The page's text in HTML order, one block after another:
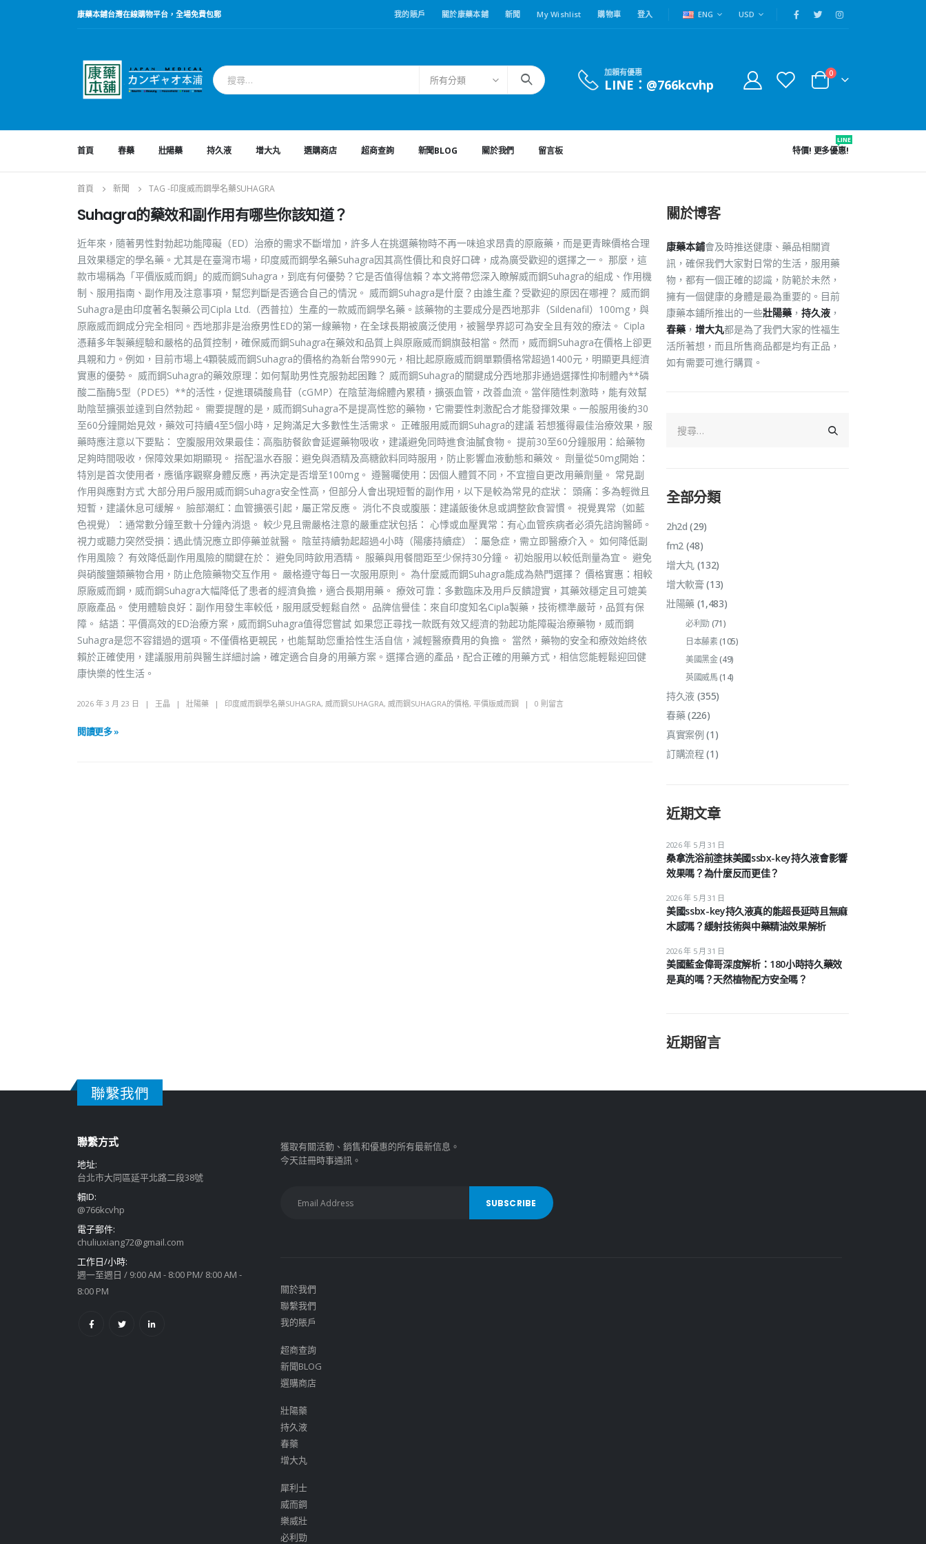
康藥本鋪台灣在線購物平台，全場免費包郵 我的賬戶 關於康藥本鋪 新聞 My Wishlist 購物車 登入 ENG USD
所有分類
加賴有優惠
LINE：@766kcvhp
0
首頁 春藥 壯陽藥 持久液 增大丸 選購商店 超商查詢 新聞BLOG 關於我們 留言板 特價! 更多優惠!
LINE
首頁 新聞 TAG -印度威而鋼學名藥SUHAGRA
Suhagra的藥效和副作用有哪些你該知道？
近年來，隨著男性對勃起功能障礙（ED）治療的需求不斷增加，許多人在挑選藥物時不再一味追求昂貴的原廠藥，而是更青睞價格合理
且效果穩定的學名藥。尤其是在臺灣市場，印度威而鋼學名藥Suhagra因其高性價比和良好口碑，成為廣受歡迎的選擇之一。 那麼，這
款市場稱為「平價版威而鋼」的威而鋼Suhagra，到底有何優勢？它是否值得信賴？本文將帶您深入瞭解威而鋼Suhagra的組成、作用機
制、服用指南、副作用及注意事項，幫您判斷是否適合自己的情況。 威而鋼Suhagra是什麼？由誰生產？受歡迎的原因在哪裡？ 威而鋼
Suhagra是由印度著名製藥公司Cipla Ltd.（西普拉）生產的一款威而鋼學名藥。該藥物的主要成分是西地那非（Sildenafil）100mg，與
原廠威而鋼成分完全相同。西地那非是治療男性ED的第一線藥物，在全球長期被廣泛使用，被醫學界認可為安全且有效的療法。 Cipla
憑藉多年製藥經驗和嚴格的品質控制，確保威而鋼Suhagra在藥效和品質上與原廠威而鋼旗鼓相當。然而，威而鋼Suhagra在價格上卻更
具親和力。例如，目前市場上4顆裝威而鋼Suhagra的價格約為新台幣990元，相比起原廠威而鋼單顆價格常超過1400元，明顯更具經濟
實惠的優勢。 威而鋼Suhagra的藥效原理：如何幫助男性克服勃起困難？ 威而鋼Suhagra的關鍵成分西地那非通過選擇性抑制體內**磷
酸二酯酶5型（PDE5）**的活性，促進環磷酸鳥苷（cGMP）在陰莖海綿體內累積，擴張血管，改善血流。當伴隨性刺激時，能有效幫
助陰莖擴張並達到自然勃起。 需要提醒的是，威而鋼Suhagra不是提高性慾的藥物，它需要性刺激配合才能發揮效果。一般服用後約30
至60分鐘開始見效，藥效可持續4至5個小時，足夠滿足大多數性生活需求。 正確服用威而鋼Suhagra的建議 若想獲得最佳治療效果，服
藥時應注意以下要點： 空腹服用效果最佳：高脂肪餐飲會延遲藥物吸收，建議避免同時進食油膩食物。 提前30至60分鐘服用：給藥物
足夠時間吸收，保障效果如期顯現。 搭配溫水吞服：避免與酒精及高糖飲料同時服用，防止影響血液動態和藥效。 劑量從50mg開始：
特別是首次使用者，應循序觀察身體反應，再決定是否增至100mg。 遵醫囑使用：因個人體質不同，不宜擅自更改用藥劑量。 常見副
作用與應對方式 大部分用戶服用威而鋼Suhagra安全性高，但部分人會出現短暫的副作用，以下是較為常見的症狀： 頭痛：多為輕微且
短暫，建議休息可緩解。 臉部潮紅：血管擴張引起，屬正常反應。 消化不良或腹脹：建議飯後休息或調整飲食習慣。 視覺異常（如藍
色視覺）：通常數分鐘至數十分鐘內消退。 較少見且需嚴格注意的嚴重症狀包括： 心悸或血壓異常：有心血管疾病者必須先諮詢醫師。
視力或聽力突然受損：遇此情況應立即停藥並就醫。 陰莖持續勃起超過4小時（陽痿持續症）：屬急症，需立即醫療介入。 如何降低副
作用風險？ 有效降低副作用風險的關鍵在於： 避免同時飲用酒精。 服藥與用餐間距至少保持30分鐘。 初始服用以較低劑量為宜。 避免
與硝酸鹽類藥物合用，防止危險藥物交互作用。 嚴格遵守每日一次服用原則。 為什麼威而鋼Suhagra能成為熱門選擇？ 價格實惠：相較
原廠威而鋼，威而鋼Suhagra大幅降低了患者的經濟負擔，適合長期用藥。 療效可靠：多數臨床及用戶反饋證實，其藥效穩定且可媲美
原廠產品。 使用體驗良好：副作用發生率較低，服用感受輕鬆自然。 品牌信譽佳：來自印度知名Cipla製藥，技術標準嚴苛，品質有保
障。 結語：平價高效的ED治療方案，威而鋼Suhagra值得您嘗試 如果您正尋找一款既有效又經濟的勃起功能障礙治療藥物，威而鋼
Suhagra是您不容錯過的選項。不僅價格更親民，也能幫助您重拾性生活自信，減輕醫療費用的負擔。 當然，藥物的安全和療效始終依
賴於正確使用，建議服用前與醫生詳細討論，確定適合自身的用藥方案。選擇合適的產品，配合正確的用藥方式，相信您能輕鬆迎回健
康快樂的性生活。
2026 年 3 月 23 日 王晶 壯陽藥 印度威而鋼學名藥SUHAGRA, 威而鋼SUHAGRA, 威而鋼SUHAGRA的價格, 平價版威而鋼 0 則留言
閱讀更多 »
關於博客
康藥本鋪會及時推送健康、藥品相關資
訊，確保我們大家對日常的生活，服用藥
物，都有一個正確的認識，防範於未然，
擁有一個健康的身體是最為重要的。目前
康藥本鋪所推出的一些壯陽藥 ， 持久液 ，
春藥 ， 增大丸都是為了我們大家的性福生
活所著想，而且所售商品都是均有正品，
如有需要可進行購買。
全部分類
2h2d (29)
fm2(48)
增大丸(132)
增大軟膏 (13)
壯陽藥(1,483)
必利勁(71)
日本藤素(105)
美國黑金(49)
英國威馬(14)
持久液(355)
春藥(226)
真實案例 (1)
訂購流程 (1)
近期文章
桑拿洗浴前塗抹美國ssbx-key持久液會影響
效果嗎？為什麼反而更佳？
2026 年 5 月 31 日
美國ssbx-key持久液真的能超長延時且無麻
木感嗎？緩射技術與中藥精油效果解析
2026 年 5 月 31 日
美國藍金偉哥深度解析：180小時持久藥效
是真的嗎？天然植物配方安全嗎？
2026 年 5 月 31 日
近期留言
聯繫我們
聯繫方式
地址:
台北市大同區延平北路二段38號
賴ID:
@766kcvhp
電子郵件:
chuliuxiang72@gmail.com
工作日/小時:
週一至週日 / 9:00 AM - 8:00 PM/ 8:00 AM -
8:00 PM
獲取有關活動、銷售和優惠的所有最新信息。
今天註冊時事通訊。
關於我們
聯繫我們
我的賬戶
超商查詢
新聞BLOG
選購商店
壯陽藥
持久液
春藥
增大丸
犀利士
威而鋼
樂威壯
必利勁